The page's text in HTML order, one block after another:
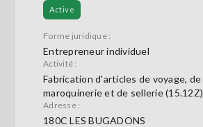
Active
Forme juridique :
Entrepreneur individuel
Activité :
Fabrication d'articles de voyage, de
maroquinerie et de sellerie (15.12Z)
Adresse :
180C LES BUGADONS